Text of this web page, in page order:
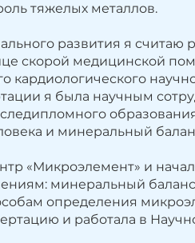
тяжелых металлов.
развития я считаю
скорой медицинской
кардиологического
я была научным
и минеральный
«Микроэлемент» и
минеральный
определения
и работала в